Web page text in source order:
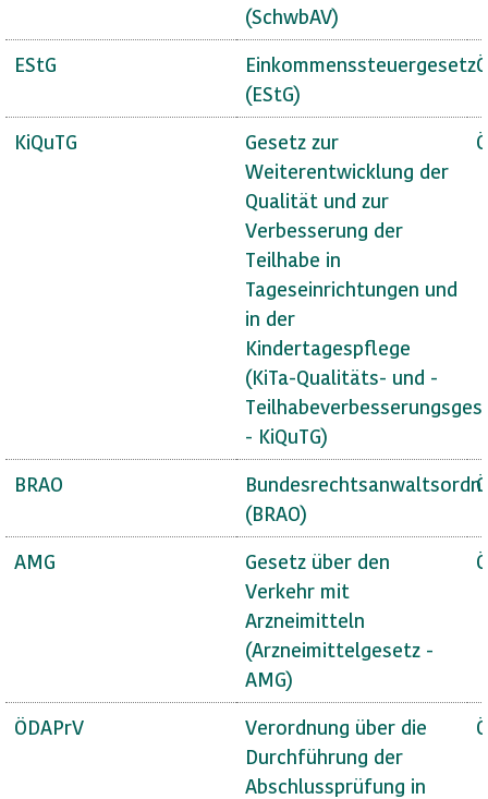
(SchwbAV)
EStG
Einkommenssteuergesetz
(EStG)
KiQuTG
Gesetz zur
Weiterentwicklung der
Qualität und zur
Verbesserung der
Teilhabe in
Tageseinrichtungen und
in der
Kindertagespflege
(KiTa-Qualitäts- und -
- KiQuTG)
BRAO
(BRAO)
AMG
Gesetz über den
Verkehr mit
Arzneimitteln
(Arzneimittelgesetz -
AMG)
ÖDAPrV
Verordnung über die
Durchführung der
Abschlussprüfung in